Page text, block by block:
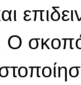
σκοπός